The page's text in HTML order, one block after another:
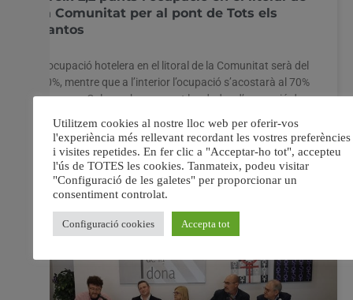
la Comunitat per al pont de Tots els
Santos
L’ocupació hotelera en el litoral de la Comunitat serà del
80%, mentre que a l’interior l’ocupació s’acostarà al 70%
Francesc Colomer ha avançat les dades d’ocupació des
El secretari autonòmic de Turisme, Francesc Colomer, ha
informat que els hotels
31 octubre, 2019 No hi ha comentaris